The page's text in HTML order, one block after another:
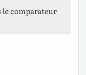
le comparateur